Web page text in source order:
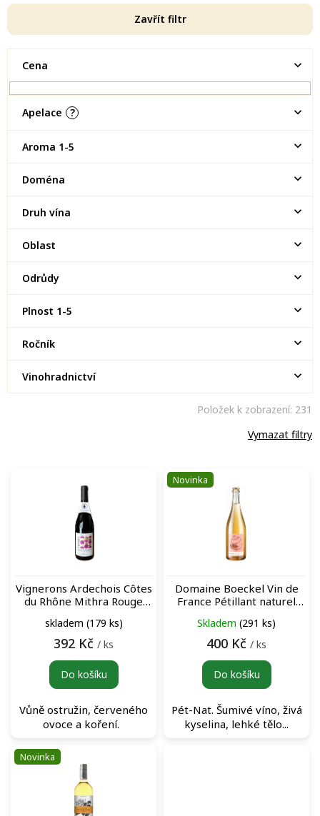
Zavřít filtr
Cena
Apelace ?
Aroma 1-5
Doména
Druh vína
Oblast
Odrůdy
Plnost 1-5
Ročník
Vinohradnictví
Vymazat filtry
Položek k zobrazení: 231
oVignerons Ardechois Côtes
du Rhône Mithra Rouge
skladem (179 ks)
392 Kč / ks
Do košíku
Vůně ostružin, červeného
ovoce a koření.
Novinka
Domaine Boeckel Vin de
France Pétillant naturel
Skladem (291 ks)
400 Kč / ks
Do košíku
Pét-Nat. Šumivé víno, živá
kyselina, lehké tělo...
Novinka